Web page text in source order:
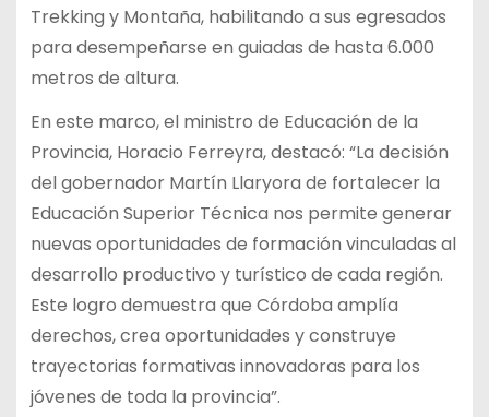
Trekking y Montaña, habilitando a sus egresados
para desempeñarse en guiadas de hasta 6.000
metros de altura.
En este marco, el ministro de Educación de la
Provincia, Horacio Ferreyra, destacó: “La decisión
del gobernador Martín Llaryora de fortalecer la
Educación Superior Técnica nos permite generar
nuevas oportunidades de formación vinculadas al
desarrollo productivo y turístico de cada región.
Este logro demuestra que Córdoba amplía
derechos, crea oportunidades y construye
trayectorias formativas innovadoras para los
jóvenes de toda la provincia”.